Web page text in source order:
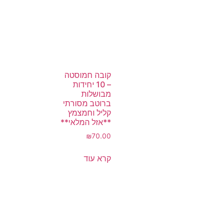
קובה חמוסטה
– 10 יחידות
מבושלות
ברוטב מסורתי
קליל וחמצמץ
**אזל המלאי**
₪70.00
קרא עוד